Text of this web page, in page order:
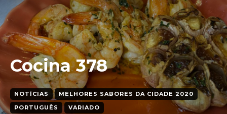
Cocina 378
NOTÍCIAS
MELHORES SABORES DA CIDADE 2020
PORTUGUÊS
VARIADO